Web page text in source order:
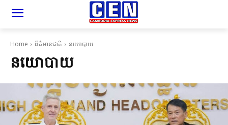
Home ព័ត៌មានជាតិ នយោបាយ
នយោបាយ